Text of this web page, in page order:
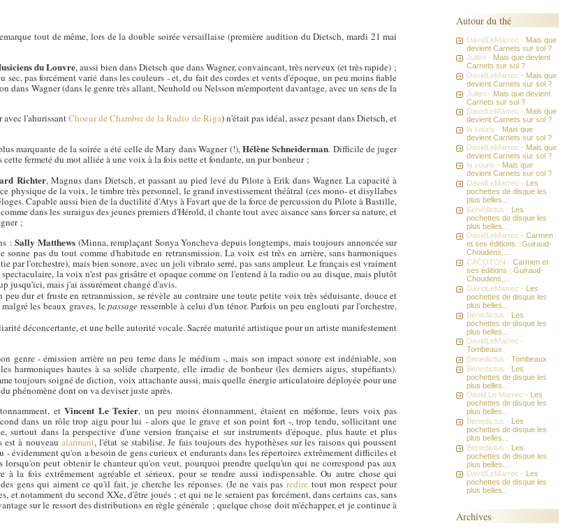
tout de même, lors de la double soirée versaillaise (première audition du Dietsch, mardi 21 mai
du Louvre, aussi bien dans Dietsch que dans Wagner, convaincant, très nerveux (et très rapide) ;
sec, pas forcément varié dans les couleurs - et, du fait des cordes et vents d'époque, un peu moins fiable
dans Wagner (dans le genre très allant, Neuhold ou Nelsson m'emportent davantage, avec un sens de la
avec l'ahurissantChoeur de Chambre de la Radio de Riga) n'était pas idéal, assez pesant dans Dietsch, et
marquante de la soirée a été celle de Mary dans Wagner (!),Hélène Schneiderman. Difficile de juger
fermeté du mot alliée à une voix à la fois nette et fondante, un pur bonheur ;
Richter, Magnus dans Dietsch, et passant au pied levé du Pilote à Erik dans Wagner. La capacité à
physique de la voix, le timbre très personnel, le grand investissement théâtral (ces mono- et disyllabes
Capable aussi bien de la ductilité d'Atys à Favart que de la force de percussion du Pilote à Bastille,
dans les suraigus des jeunes premiers d'Hérold, il chante tout avec aisance sans forcer sa nature, et
;
:Sally Matthews (Minna, remplaçant Sonya Yoncheva depuis longtemps, mais toujours annoncée sur
pas du tout comme d'habitude en retransmission. La voix est très en arrière, sans harmoniques
par l'orchestre), mais bien sonore, avec un joli vibrato serré, pas sans ampleur. Le français est vraiment
la voix n'est pas grisâtre et opaque comme on l'entend à la radio ou au disque, mais plutôt
jusqu'ici, mais j'ai assurément changé d'avis.
dur et fruste en retranmission, se révèle au contraire une toute petite voix très séduisante, douce et
les beaux graves, lepassage ressemble à celui d'un ténor. Parfois un peu englouti par l'orchestre,
déconcertante, et une belle autorité vocale. Sacrée maturité artistique pour un artiste manifestement
genre - émission arrière un peu terne dans le médium -, mais son impact sonore est indéniable, son
harmoniques hautes à sa solide charpente, elle irradie de bonheur (les derniers aigus, stupéfiants).
toujours soigné de diction, voix attachante aussi, mais quelle énergie articulatoire déployée pour une
phénomène dont on va deviser juste après.
etVincent Le Texier, un peu moins étonnamment, étaient en méforme, leurs voix pas
dans un rôle trop aigu pour lui - alors que le grave et son point fort -, trop tendu, sollicitant une
surtout dans la perspective d'une version française et sur instruments d'époque, plus haute et plus
est à nouveaualarmant, l'état se stabilise. Je fais toujours des hypothèses sur les raisons qui poussent
évidemment qu'on a besoin de gens curieux et endurants dans les répertoires extrêmement difficiles et
peut obtenir le chanteur qu'on veut, pourquoi prendre quelqu'un qui ne correspond pas aux
la fois extrêmement agréable et sérieux, pour se rendre aussi indispensable. Ou autre chose qui
gens qui aiment ce qu'il fait, je cherche les réponses. (Je ne vais pasredire tout mon respect pour
et notamment du second XXe, d'être joués ; et qui ne le seraient pas forcément, dans certains cas, sans
sur le ressort des distributions en règle générale ; quelque chose doit m'échapper, et je continue à
Autour du thé
DavidLeMarrec - Mais que
devient Carnets sur sol ?
Julien - Mais que devient
Carnets sur sol ?
DavidLeMarrec - Mais que
devient Carnets sur sol ?
Julien - Mais que devient
Carnets sur sol ?
DavidLeMarrec - Mais que
devient Carnets sur sol ?
la souris - Mais que
devient Carnets sur sol ?
DavidLeMarrec - Mais que
devient Carnets sur sol ?
la souris - Mais que
devient Carnets sur sol ?
DavidLeMarrec - Les
pochettes de disque les
plus belles...
Benedictus - Les
pochettes de disque les
plus belles...
DavidLeMarrec -Carmen
et ses éditions : Guiraud-
Choudens,...
CACOTON -Carmen et
ses éditions : Guiraud-
Choudens,...
DavidLeMarrec - Les
pochettes de disque les
plus belles...
Benedictus - Les
pochettes de disque les
plus belles...
DavidLeMarrec -
Tombeaux
Benedictus -Tombeaux
Benedictus - Les
pochettes de disque les
plus belles...
David Le Marrec -
Les
pochettes de disque les
plus belles...
Benedictus - Les
pochettes de disque les
plus belles...
Benedictus - Les
pochettes de disque les
plus belles...
DavidLeMarrec -
Les
pochettes de disque les
plus belles...
Archives